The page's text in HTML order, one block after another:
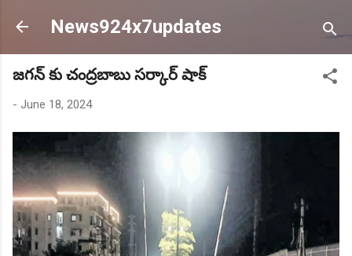
Skip to main content
News924x7updates
జగన్ కు చంద్రబాబు సర్కార్ షాక్
- June 18, 2024